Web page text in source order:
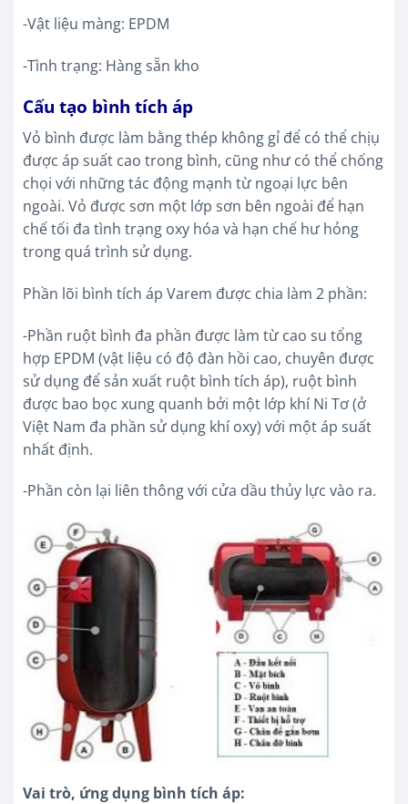
-Vật liệu màng: EPDM
-Tình trạng: Hàng sẵn kho
Cấu tạo bình tích áp
Vỏ bình được làm bằng thép không gỉ để có thể chịụ
được áp suất cao trong bình, cũng như có thể chống
chọi với những tác động mạnh từ ngoại lực bên
ngoài. Vỏ được sơn một lớp sơn bên ngoài để hạn
chế tối đa tình trạng oxy hóa và hạn chế hư hỏng
trong quá trình sử dụng.
Phần lõi bình tích áp Varem được chia làm 2 phần:
-Phần ruột bình đa phần được làm từ cao su tổng
hợp EPDM (vật liệu có độ đàn hồi cao, chuyên được
sử dụng để sản xuất ruột bình tích áp), ruột bình
được bao bọc xung quanh bởi một lớp khí Ni Tơ (ở
Việt Nam đa phần sử dụng khí oxy) với một áp suất
nhất định.
-Phần còn lại liên thông với cửa dầu thủy lực vào ra.
Vai trò, ứng dụng bình tích áp: